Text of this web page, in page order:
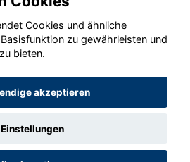
GmbH 2020 - 2026
Cookies und ähnliche
zu gewährleisten und
bieten.
akzeptieren
Einstellungen